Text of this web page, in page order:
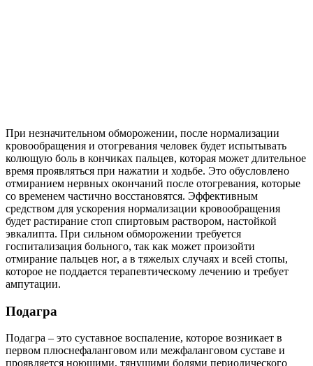
При незначительном обморожении, после нормализации
кровообращения и отогревания человек будет испытывать
колющую боль в кончиках пальцев, которая может длительное
время проявляться при нажатии и ходьбе. Это обусловлено
отмиранием нервных окончаний после отогревания, которые
со временем частично восстановятся. Эффективным
средством для ускорения нормализации кровообращения
будет растирание стоп спиртовым раствором, настойкой
эвкалипта. При сильном обморожении требуется
госпитализация больного, так как может произойти
отмирание пальцев ног, а в тяжелых случаях и всей стопы,
которое не поддается терапевтическому лечению и требует
ампутации.
Подагра
Подагра – это суставное воспаление, которое возникает в
первом плюснефаланговом или межфаланговом суставе и
проявляется ноющими, тянущими болями периодического